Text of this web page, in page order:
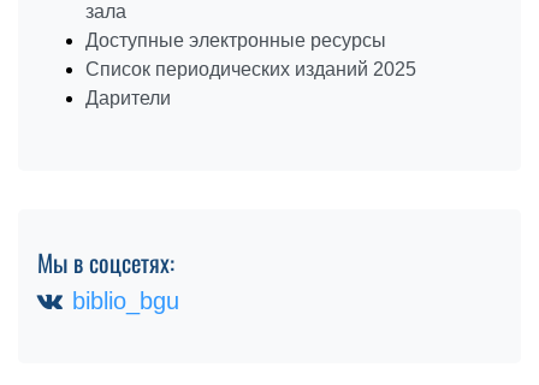
зала
Доступные электронные ресурсы
Список периодических изданий 2025
Дарители
Мы в соцсетях:
biblio_bgu